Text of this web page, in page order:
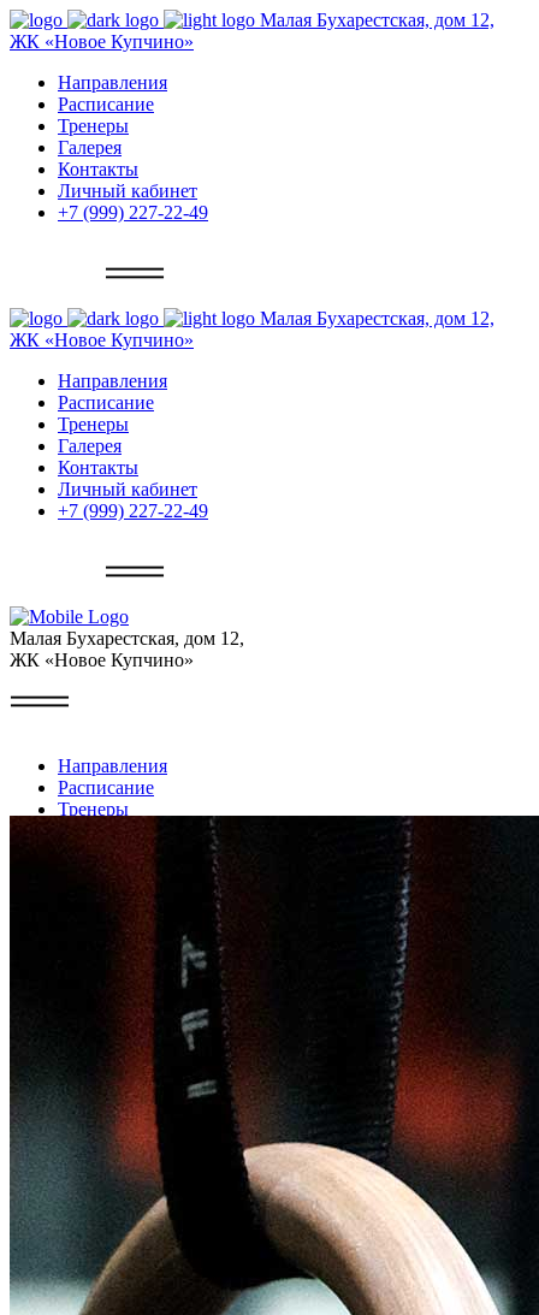
Малая Бухарестская, дом 12,
ЖК «Новое Купчино»
Направления
Расписание
Тренеры
Галерея
Контакты
Личный кабинет
+7 (999) 227-22-49
Малая Бухарестская, дом 12,
ЖК «Новое Купчино»
Направления
Расписание
Тренеры
Галерея
Контакты
Личный кабинет
+7 (999) 227-22-49
Малая Бухарестская, дом 12,
ЖК «Новое Купчино»
Направления
Расписание
Тренеры
Контакты
Личный кабинет
+7 (999) 227-22-49